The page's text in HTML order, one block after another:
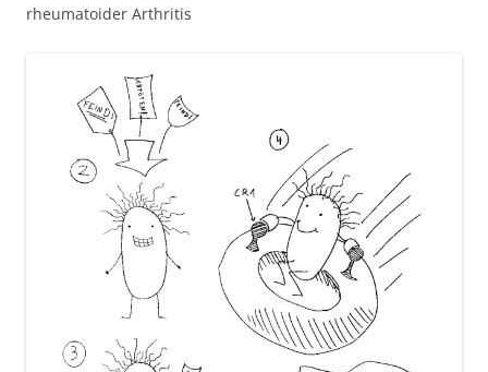
rheumatoider Arthritis